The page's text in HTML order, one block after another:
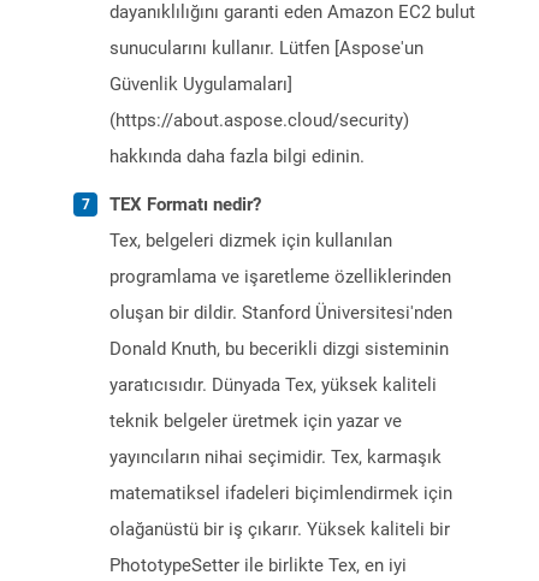
dayanıklılığını garanti eden Amazon EC2 bulut
sunucularını kullanır. Lütfen [Aspose'un
Güvenlik Uygulamaları]
(https://about.aspose.cloud/security)
hakkında daha fazla bilgi edinin.
TEX Formatı nedir?
Tex, belgeleri dizmek için kullanılan
programlama ve işaretleme özelliklerinden
oluşan bir dildir. Stanford Üniversitesi'nden
Donald Knuth, bu becerikli dizgi sisteminin
yaratıcısıdır. Dünyada Tex, yüksek kaliteli
teknik belgeler üretmek için yazar ve
yayıncıların nihai seçimidir. Tex, karmaşık
matematiksel ifadeleri biçimlendirmek için
olağanüstü bir iş çıkarır. Yüksek kaliteli bir
PhototypeSetter ile birlikte Tex, en iyi